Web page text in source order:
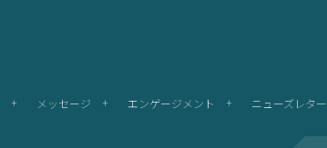
メッセージ エンゲージメント ニューズレター